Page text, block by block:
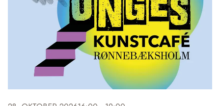
Til denne koncert vil han læse op af romanen“Skyggen
fra 2025. En roman, der handler om en mand,
der har afsonet en lang fængselsdom og skal finde en vej ud
i virkeligheden igen. Og hvor går man så hen? Han går
Caminoen, den gamle tradition om en pilgrimsvandring, hvor
man kan sone sine synder, for at se om det kan virke for